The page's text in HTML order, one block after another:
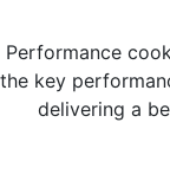
Performance
the key
delivering a